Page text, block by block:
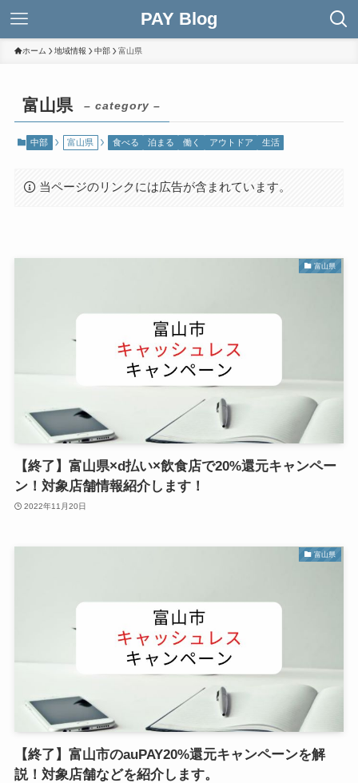
PAY Blog
ホーム 地域情報 中部 富山県
富山県 – category –
中部 富山県 食べる 泊まる 働く アウトドア 生活
当ページのリンクには広告が含まれています。
富山県
【終了】富山県×d払い×飲食店で20%還元キャンペー
ン！対象店舗情報紹介します！
2022年11月20日
富山県
【終了】富山市のauPAY20%還元キャンペーンを解
説！対象店舗などを紹介します。